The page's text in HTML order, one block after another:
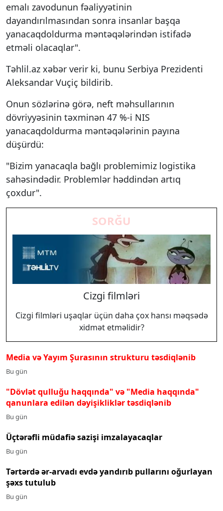
emalı zavodunun fəaliyyətinin
dayandırılmasından sonra insanlar başqa
yanacaqdoldurma məntəqələrindən istifadə
etməli olacaqlar".
Təhlil.az xəbər verir ki, bunu Serbiya Prezidenti
Aleksandar Vuçiç bildirib.
Onun sözlərinə görə, neft məhsullarının
dövriyyəsinin təxminən 47 %-i NIS
yanacaqdoldurma məntəqələrinin payına
düşürdü:
"Bizim yanacaqla bağlı problemimiz logistika
sahəsindədir. Problemlər həddindən artıq
çoxdur".
SORĞU
Cizgi filmləri
Cizgi filmləri uşaqlar üçün daha çox hansı məqsədə
xidmət etməlidir?
Media və Yayım Şurasının strukturu təsdiqlənib
Bu gün
"Dövlət qulluğu haqqında" və "Media haqqında"
qanunlara edilən dəyişikliklər təsdiqlənib
Bu gün
Üçtərəfli müdafiə sazişi imzalayacaqlar
Bu gün
Tərtərdə ər-arvadı evdə yandırıb pullarını oğurlayan
şəxs tutulub
Bu gün